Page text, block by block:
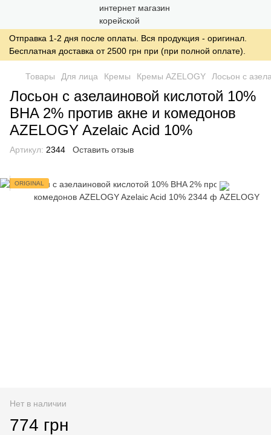
Отправка 1-2 дня после оплаты. Вся продукция - оригинал.
Бесплатная доставка от 2500 грн при (при полной оплате).
Товары Для лица Кремы Кремы AZELOGY Лосьон с
Лосьон с азелаиновой кислотой 10%
BHA 2% против акне и комедонов
AZELOGY Azelaic Acid 10%
Артикул: 2344 Оставить отзыв
ORIGINAL
Нет в наличии
774 грн